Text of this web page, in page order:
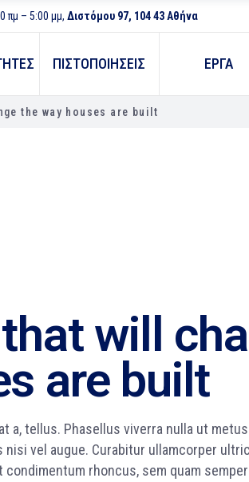
πμ – 5:00 μμ, Διστόμου 97, 104 43 Αθήνα
ΠΙΣΤΟΠΟΙΗΣΕΙΣ ΕΡΓΑ
the way houses are built
will
are built
a, tellus. Phasellus viverra nulla ut
vel augue. Curabitur ullamcorper
rhoncus, sem quam